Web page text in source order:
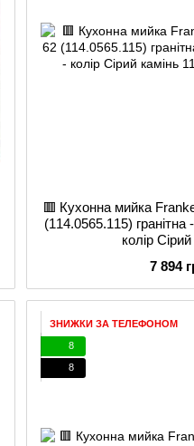
🟥 Кухонна мийка
(114.0565.115) гранітна
колір
7 894
ЗНИЖКИ ЗА ТЕЛЕФОНОМ
8
8